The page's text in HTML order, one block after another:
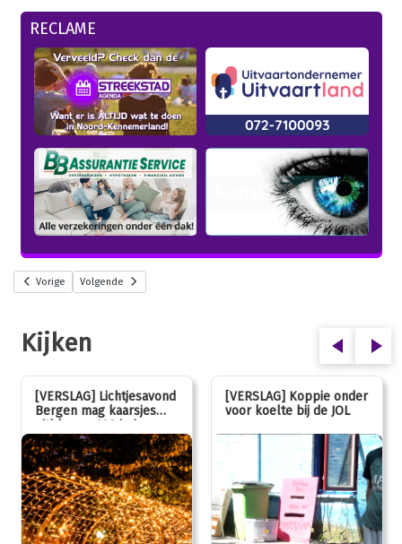
RECLAME
Vorige Volgende
Kijken
[VERSLAG] Lichtjesavond
Bergen mag kaarsjes
uitblazen: 100 jarig
jubileum!
[VERSLAG] Koppie onder
voor koelte bij de JOL